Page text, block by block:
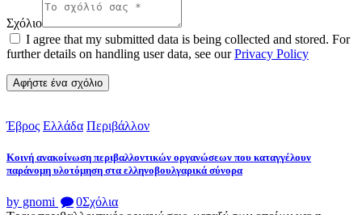
Σχόλιο
I agree that my submitted data is being collected and stored. For
further details on handling user data, see ourPrivacy Policy
Έβρος Ελλάδα Περιβάλλον
Κοινή ανακοίνωση περιβαλλοντικών οργανώσεων που καταγγέλουν
παράνομη υλοτόμηση στα ελληνοβουλγαρικά σύνορα
by gnomi 0Σχόλια